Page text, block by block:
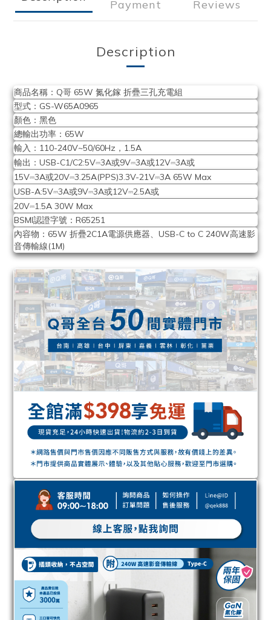
Payment
Reviews
Description
商品名稱：Q哥 65W 氮化鎵 折疊三孔充電組
型式：GS-W65A0965
顏色：黑色
總輸出功率：65W
輸入：110-240V~50/60Hz，1.5A
輸出：USB-C1/C2:5V⎓3A或9V⎓3A或12V⎓3A或
15V⎓3A或20V⎓3.25A(PPS)3.3V-21V⎓3A 65W Max
USB-A:5V⎓3A或9V⎓3A或12V⎓2.5A或
20V⎓1.5A 30W Max
BSMI認證字號：R65251
內容物：65W 折疊2C1A電源供應器、USB-C to C 240W高速影
音傳輸線(1M)